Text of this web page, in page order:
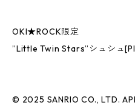
OKI★ROCK限定
”Little Twin Stars”シュシュ
© 2025 SANRIO CO., LTD.